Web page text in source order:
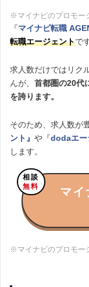
※マイナビのプロモー
『マイナビ転職
転職エージェントで
求人数だけではリク
んが、 首都圏の20代
を誇ります。
そのため、求人数が
ント』 や『dodaエー
します。
相談
無料
マイ
※マイナビのプロモー